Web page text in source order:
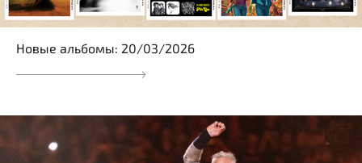
Новые альбомы: 20/03/2026